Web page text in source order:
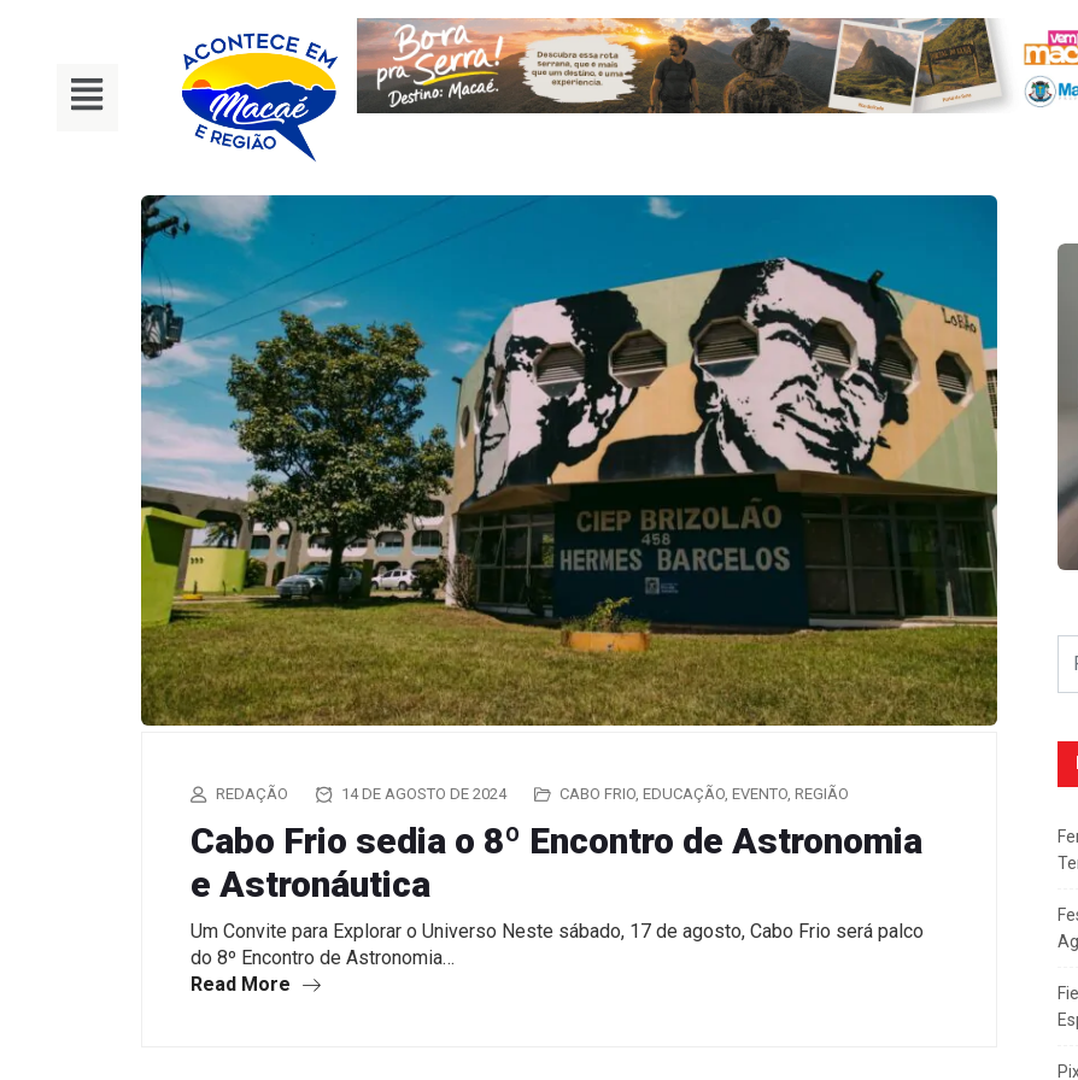
REDAÇÃO 14 DE AGOSTO DE 2024 CABO FRIO EDUCAÇÃO EVENTO REGIÃO
Cabo Frio sedia o 8º Encontro de Astronomia
e Astronáutica
Um Convite para Explorar o Universo Neste sábado, 17 de agosto, Cabo Frio será palco
do 8º Encontro de Astronomia…
Read More